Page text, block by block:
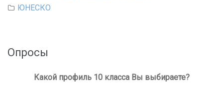
ЮНЕСКО
Опросы
Какой профиль 10 класса Вы выбираете?